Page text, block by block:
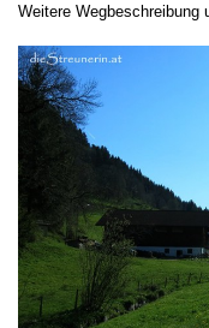
Weitere Wegbeschreibung